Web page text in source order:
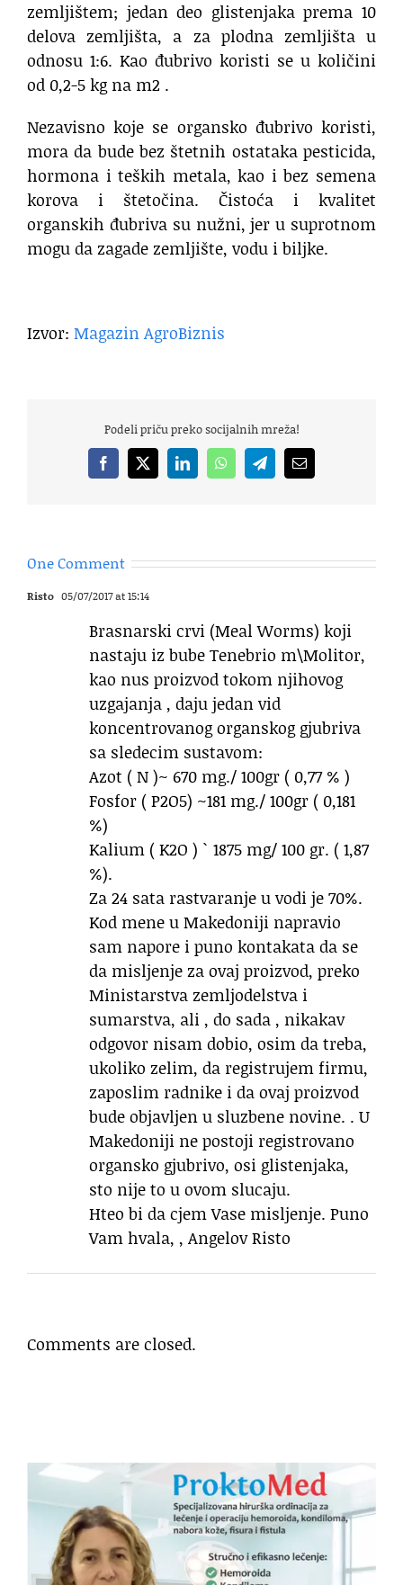
zemljištem; jedan deo glistenjaka prema 10
delova zemljišta, a za plodna zemljišta u
odnosu 1:6. Kao đubrivo koristi se u količini
od 0,2-5 kg na m2 .
Nezavisno koje se organsko đubrivo koristi,
mora da bude bez štetnih ostataka pesticida,
hormona i teških metala, kao i bez semena
korova i štetočina. Čistoća i kvalitet
organskih đubriva su nužni, jer u suprotnom
mogu da zagade zemljište, vodu i biljke.
Izvor: Magazin AgroBiznis
Podeli priču preko socijalnih mreža!
Facebook
X LinkedInWhatsAppTelegramEmail
One Comment
Risto 05/07/2017 at 15:14
Brasnarski crvi (Meal Worms) koji
nastaju iz bube Tenebrio m\Molitor,
kao nus proizvod tokom njihovog
uzgajanja , daju jedan vid
koncentrovanog organskog gjubriva
sa sledecim sustavom:
Azot ( N )~ 670 mg./ 100gr ( 0,77 % )
Fosfor ( P2O5) ~181 mg./ 100gr ( 0,181
%)
Kalium ( K2O ) ` 1875 mg/ 100 gr. ( 1,87
%).
Za 24 sata rastvaranje u vodi je 70%.
Kod mene u Makedoniji napravio
sam napore i puno kontakata da se
da misljenje za ovaj proizvod, preko
Ministarstva zemljodelstva i
sumarstva, ali , do sada , nikakav
odgovor nisam dobio, osim da treba,
ukoliko zelim, da registrujem firmu,
zaposlim radnike i da ovaj proizvod
bude objavljen u sluzbene novine. . U
Makedoniji ne postoji registrovano
organsko gjubrivo, osi glistenjaka,
sto nije to u ovom slucaju.
Hteo bi da cjem Vase misljenje. Puno
Vam hvala, , Angelov Risto
Comments are closed.